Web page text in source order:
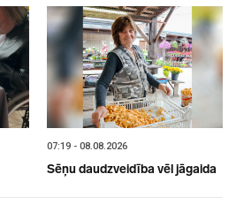
07:19 - 08.08.2026
Sēņu daudzveidība vēl jāgaida